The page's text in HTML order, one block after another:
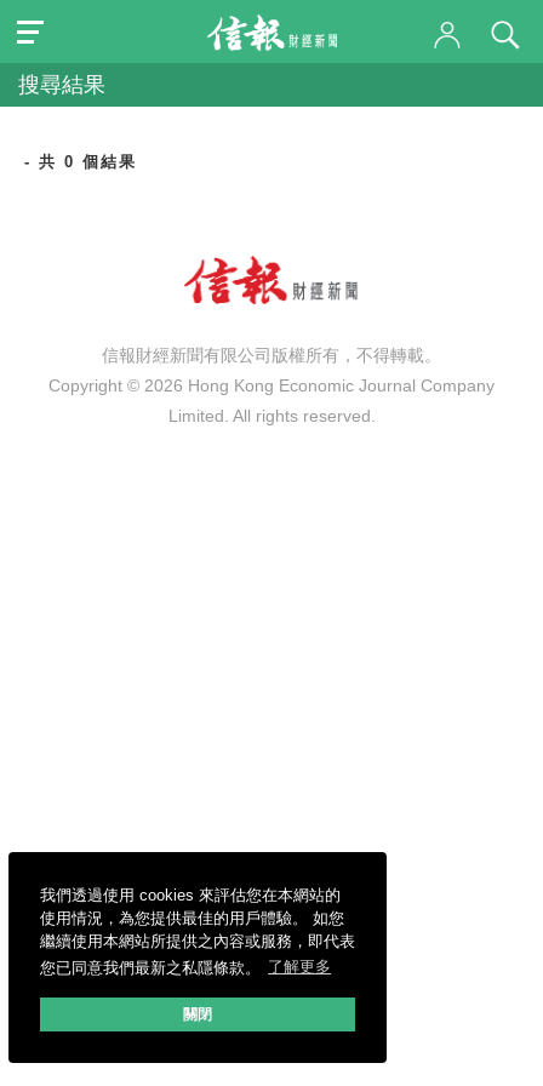
我們透過使用 cookies 來評估您在本網站的
使用情況，為您提供最佳的用戶體驗。 如您
繼續使用本網站所提供之內容或服務，即代表
您已同意我們最新之私隱條款。
了解更多
關閉
搜尋結果
- 共 0 個結果
信報財經新聞有限公司版權所有，不得轉載。
Copyright © 2026 Hong Kong Economic Journal Company
Limited. All rights reserved.